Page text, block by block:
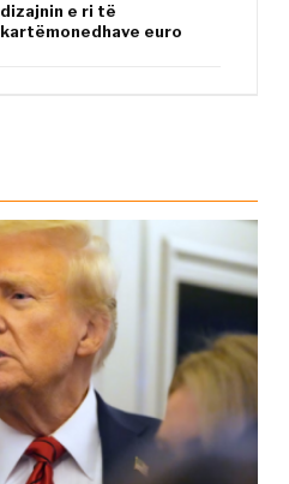
dizajnin e ri të
kartëmonedhave euro